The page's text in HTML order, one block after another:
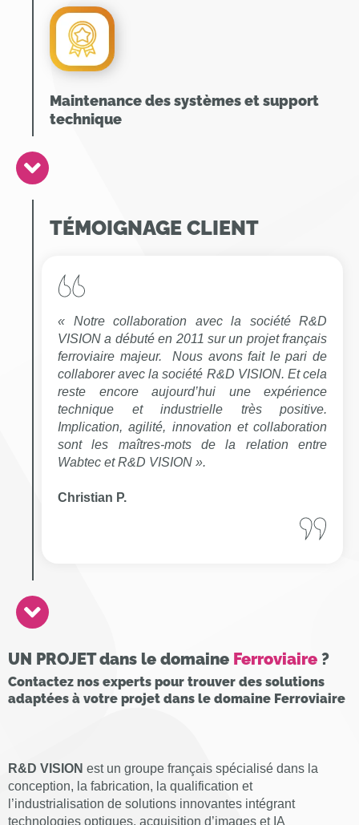
Maintenance des systèmes et support
technique
TÉMOIGNAGE CLIENT
« Notre collaboration avec la société R&D
VISION a débuté en 2011 sur un projet français
ferroviaire majeur. Nous avons fait le pari de
collaborer avec la société R&D VISION. Et cela
reste encore aujourd’hui une expérience
technique et industrielle très positive.
Implication, agilité, innovation et collaboration
sont les maîtres-mots de la relation entre
Wabtec et R&D VISION ».
Christian P.
UN PROJET dans le domaine Ferroviaire ?
Contactez nos experts pour trouver des solutions
adaptées à votre projet dans le domaine Ferroviaire
R&D VISION est un groupe français spécialisé dans la
conception, la fabrication, la qualification et
l’industrialisation de solutions innovantes intégrant
technologies optiques, acquisition d’images et IA